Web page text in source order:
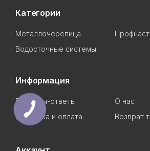
Категории
Металлочерепица
Водосточные системы
Информация
Вопросы-ответы
О нас
Доставка и оплата
Возврат